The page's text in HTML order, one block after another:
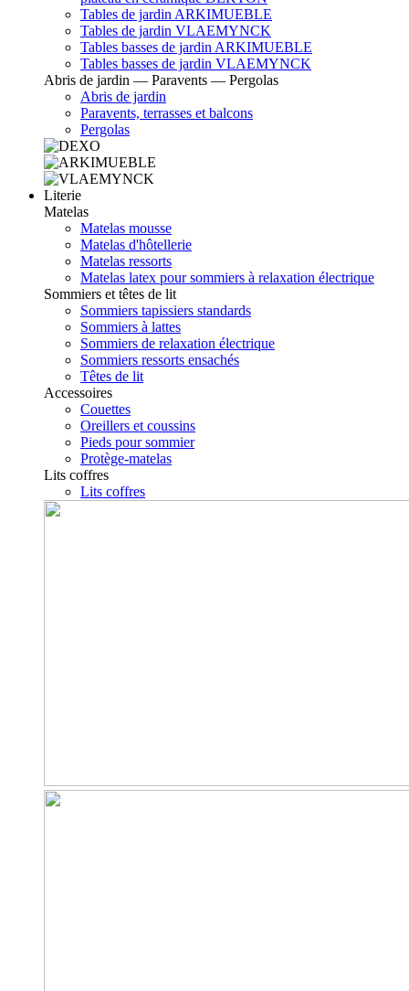
Tables de jardin ARKIMUEBLE
Tables de jardin VLAEMYNCK
Tables basses de jardin ARKIMUEBLE
Tables basses de jardin VLAEMYNCK
Abris de jardin — Paravents — Pergolas
Abris de jardin
Paravents, terrasses et balcons
Pergolas
Literie
Matelas
Matelas mousse
Matelas d'hôtellerie
Matelas ressorts
Matelas latex pour sommiers à relaxation électrique
Sommiers et têtes de lit
Sommiers tapissiers standards
Sommiers à lattes
Sommiers de relaxation électrique
Sommiers ressorts ensachés
Têtes de lit
Accessoires
Couettes
Oreillers et coussins
Pieds pour sommier
Protège-matelas
Lits coffres
Lits coffres